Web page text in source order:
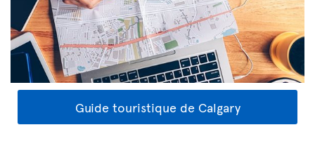
Guide touristique de Calgary